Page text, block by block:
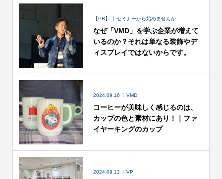
【PR】 セミナーから始めませんか
なぜ「VMD」を学ぶ企業が増えて
いるのか？それは単なる装飾やデ
ィスプレイではないからです。
2024.09.16 VMD
コーヒーが美味しく感じるのは、
カップの色と素材にあり！｜ファ
イヤーキングのカップ
2024.09.12 VP